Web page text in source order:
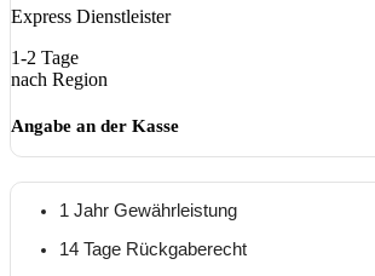
Express Dienstleister
1-2 Tage
nach Region
Angabe an der Kasse
1 Jahr Gewährleistung
14 Tage Rückgaberecht